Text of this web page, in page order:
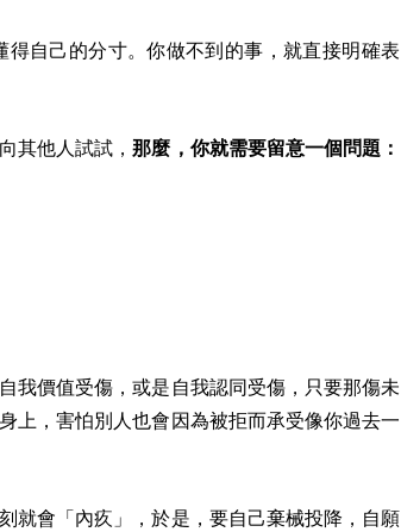
自己的分寸。你做不到的事，就直接明確表
其他人試試，那麼，你就需要留意一個問題：
我價值受傷，或是自我認同受傷，只要那傷未
上，害怕別人也會因為被拒而承受像你過去一
就會「內疚」，於是，要自己棄械投降，自願